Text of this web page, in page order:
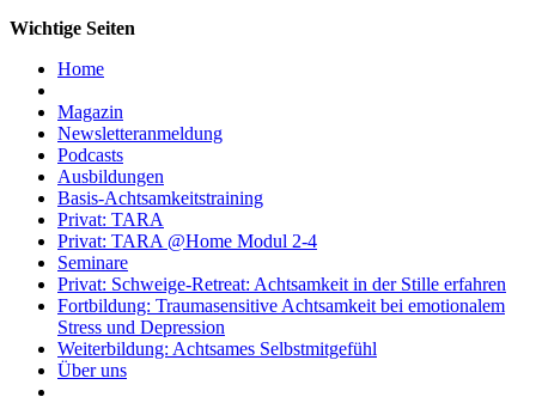
Wichtige Seiten
Home
Magazin
Newsletteranmeldung
Podcasts
Ausbildungen
Basis-Achtsamkeitstraining
Privat: TARA
Privat: TARA @Home Modul 2-4
Seminare
Privat: Schweige-Retreat: Achtsamkeit in der Stille erfahren
Fortbildung: Traumasensitive Achtsamkeit bei emotionalem
Stress und Depression
Weiterbildung: Achtsames Selbstmitgefühl
Über uns